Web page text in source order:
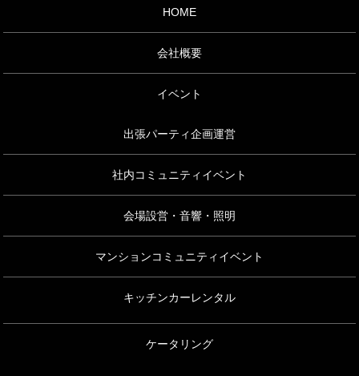
HOME
会社概要
イベント
出張パーティ企画運営
社内コミュニティイベント
会場設営・音響・照明
マンションコミュニティイベント
キッチンカーレンタル
ケータリング